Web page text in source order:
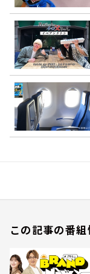
この記事の番組